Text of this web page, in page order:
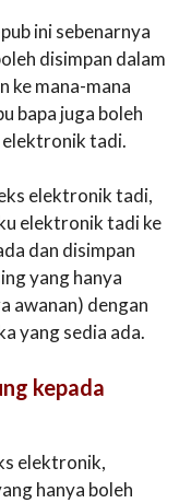
ini sebenarnya
disimpan dalam
ke mana-mana
bapa juga boleh
elektronik tadi.
elektronik tadi,
elektronik tadi ke
dan disimpan
yang hanya
awanan) dengan
yang sedia ada.
kepada
elektronik,
hanya boleh